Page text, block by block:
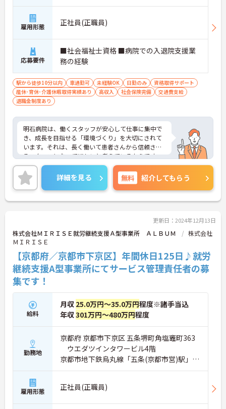
雇用形態 正社員(正職員)
応募要件
■社会福祉士資格 ■病院での入退院支援業
務の経験
駅から徒歩10分以内 車通勤可 未経験OK 日勤のみ
資格取得サポート
産休･育休･介護休暇取得実績あり
高収入 社会保険完備
交通費支給
退職金制度あり
明石病院は、働くスタッフが安心して仕事に集中で
き、成長を目指せる「環境づくり」を大切にされて
います。それは、長く働いて患者さんから信頼され
るスタッフになってほしいと考えているからです。
各種手当の充実はもちろん、福利厚生も充実◎
ご興味がある方は是非一度マイナビまでお問い合わ
せください。さらに詳細などお伝えします！
詳細を見る 無料 紹介してもらう
更新日：2024年12月13日
株式会社ＭＩＲＩＳＥ就労継続支援Ａ型事業所 ＡＬＢＵＭ
株式会社
ＭＩＲＩＳＥ
【京都府／京都市下京区】年間休日125日♪就労
継続支援A型事業所にてサービス管理責任者の募
集です！
給料
月収 25.0万円～35.0万円程度※諸手当込
年収301万円～480万円程度
勤務地
京都府 京都市下京区 五条堺町角塩竈町363
ウエダツインタワービル4階
京都市地下鉄烏丸線「五条(京都市営)駅」徒
歩5分
雇用形態 正社員(正職員)